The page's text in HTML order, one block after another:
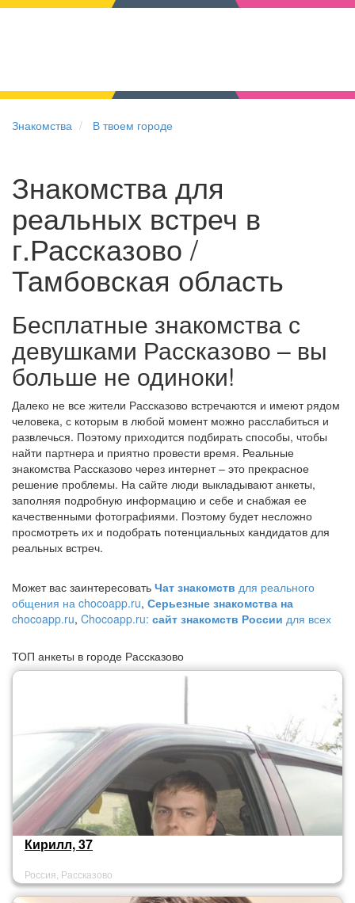
Знакомства В твоем городе
Знакомства для
реальных встреч в
г.Рассказово /
Тамбовская область
Бесплатные знакомства с
девушками Рассказово – вы
больше не одиноки!
Далеко не все жители Рассказово встречаются и имеют рядом
человека, с которым в любой момент можно расслабиться и
развлечься. Поэтому приходится подбирать способы, чтобы
найти партнера и приятно провести время. Реальные
знакомства Рассказово через интернет – это прекрасное
решение проблемы. На сайте люди выкладывают анкеты,
заполняя подробную информацию и себе и снабжая ее
качественными фотографиями. Поэтому будет несложно
просмотреть их и подобрать потенциальных кандидатов для
реальных встреч.
Может вас заинтересовать Чат знакомств для реального
общения на chocoapp.ru, Серьезные знакомства на
chocoapp.ru, Chocoapp.ru: сайт знакомств России для всех
ТОП анкеты в городе Рассказово
Кирилл, 37
Россия, Рассказово